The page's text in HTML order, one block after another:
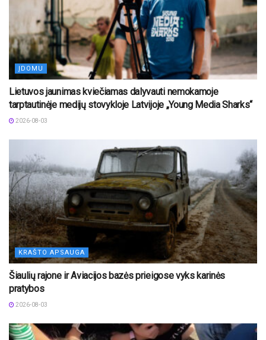
ĮDOMU
Lietuvos jaunimas kviečiamas dalyvauti nemokamoje
tarptautinėje medijų stovykloje Latvijoje „Young Media Sharks“
2026-08-03
KRAŠTO APSAUGA
Šiaulių rajone ir Aviacijos bazės prieigose vyks karinės
pratybos
2026-08-03